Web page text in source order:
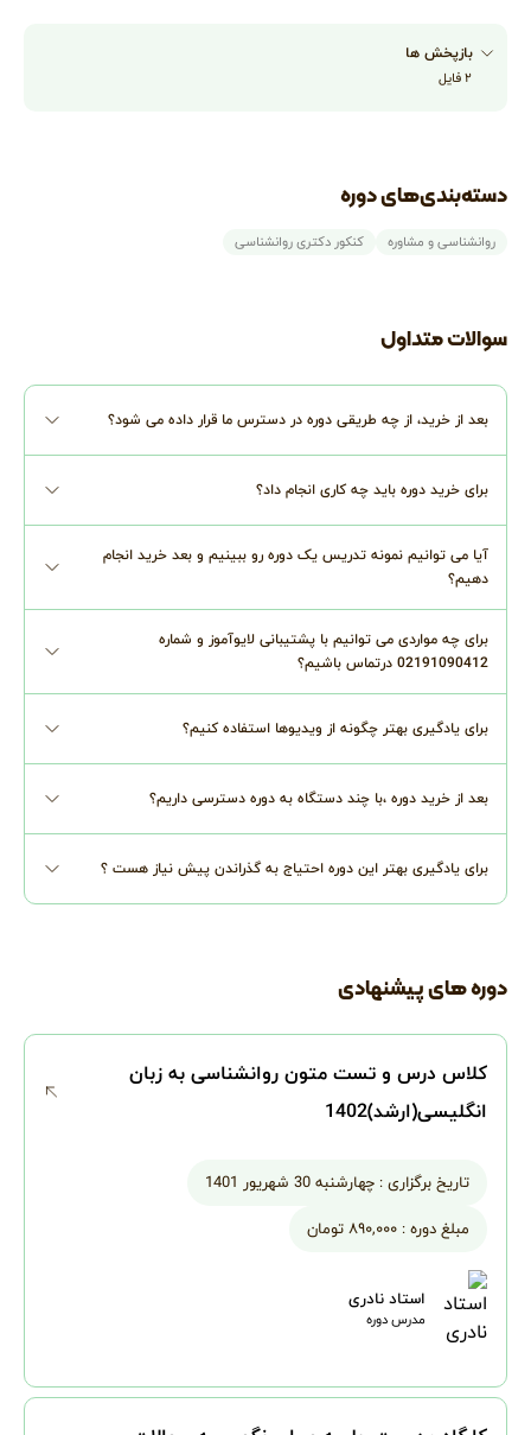
بازپخش ها
۲فایل
دسته‌بندی‌های دوره
روانشناسی و مشاوره کنکور دکتری روانشناسی
سوالات متداول
بعد از خرید، از چه طریقی دوره در دسترس ما قرار داده می شود؟
برای خرید دوره باید چه کاری انجام داد؟
آیا می توانیم نمونه تدریس یک دوره رو ببینیم و بعد خرید انجام
دهیم؟
برای چه مواردی می توانیم با پشتیبانی لایوآموز و شماره
02191090412 درتماس باشیم؟
برای یادگیری بهتر چگونه از ویدیوها استفاده کنیم؟
بعد از خرید دوره ،با چند دستگاه به دوره دسترسی داریم؟
برای یادگیری بهتر این دوره احتیاج به گذراندن پیش نیاز هست ؟
دوره های پیشنهادی
کلاس درس و تست متون روانشناسی به زبان
انگلیسی(ارشد)1402
تاریخ برگزاری : چهارشنبه 30 شهریور 1401
مبلغ دوره : ۸۹۰,۰۰۰ تومان
استاد نادری
مدرس دوره